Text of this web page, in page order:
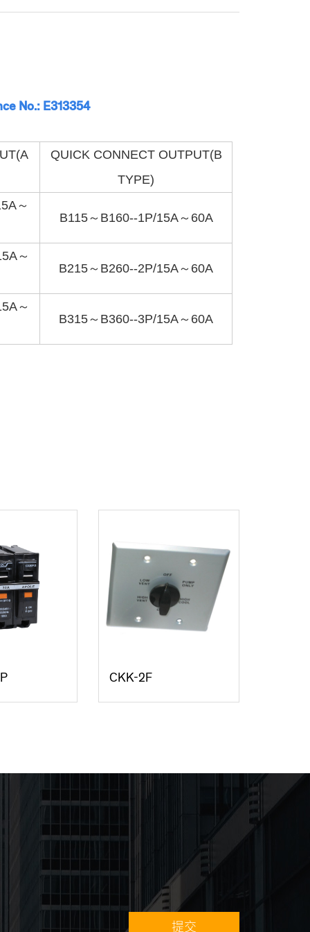
No.: E313354
QUICK CONNECT OUTPUT(B
TYPE)
～
B115～B160--1P/15A～60A
～
B215～B260--2P/15A～60A
～
B315～B360--3P/15A～60A
CKK-2F